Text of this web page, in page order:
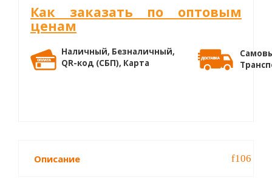
Как заказать по оптовым
ценам
Наличный, Безналичный,
QR-код (СБП), Карта
Описание